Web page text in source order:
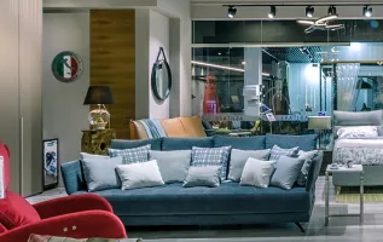
- 18 місяців.